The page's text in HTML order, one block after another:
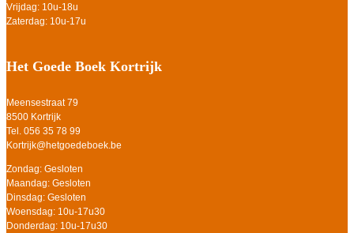
Vrijdag: 10u-18u
Zaterdag: 10u-17u
Het Goede Boek Kortrijk
Meensestraat 79
8500 Kortrijk
Tel. 056 35 78 99
Kortrijk@hetgoedeboek.be
Zondag: Gesloten
Maandag: Gesloten
Dinsdag: Gesloten
Woensdag: 10u-17u30
Donderdag: 10u-17u30